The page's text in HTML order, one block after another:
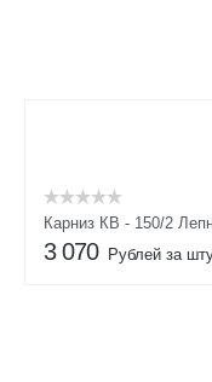
Карниз КВ - 150/2
3 070 Рублей за